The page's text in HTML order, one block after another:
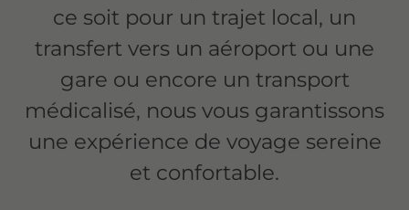
ce soit pour un trajet local, un
transfert vers un aéroport ou une
gare ou encore un transport
médicalisé, nous vous garantissons
une expérience de voyage sereine
et confortable.